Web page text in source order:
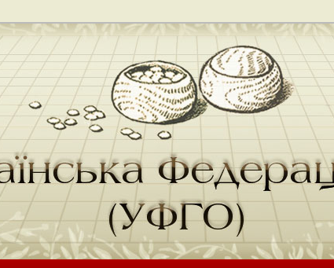
Го (УФГО)